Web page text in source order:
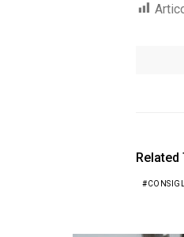
Related
CONSIGLI